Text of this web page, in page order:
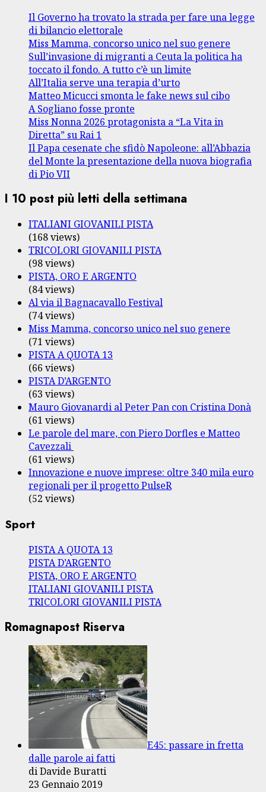
Il Governo ha trovato la strada per fare una legge
di bilancio elettorale
Miss Mamma, concorso unico nel suo genere
Sull’invasione di migranti a Ceuta la politica ha
toccato il fondo. A tutto c’è un limite
All’Italia serve una terapia d’urto
Matteo Micucci smonta le fake news sul cibo
A Sogliano fosse pronte
Miss Nonna 2026 protagonista a “La Vita in
Diretta” su Rai 1
Il Papa cesenate che sfidò Napoleone: all’Abbazia
del Monte la presentazione della nuova biografia
di Pio VII
I 10 post più letti della settimana
ITALIANI GIOVANILI PISTA
(168 views)
TRICOLORI GIOVANILI PISTA
(98 views)
PISTA, ORO E ARGENTO
(84 views)
Al via il Bagnacavallo Festival
(74 views)
Miss Mamma, concorso unico nel suo genere
(71 views)
PISTA A QUOTA 13
(66 views)
PISTA D’ARGENTO
(63 views)
Mauro Giovanardi al Peter Pan con Cristina Donà
(61 views)
Le parole del mare, con Piero Dorfles e Matteo
Cavezzali
(61 views)
Innovazione e nuove imprese: oltre 340 mila euro
regionali per il progetto PulseR
(52 views)
Sport
PISTA A QUOTA 13
PISTA D’ARGENTO
PISTA, ORO E ARGENTO
ITALIANI GIOVANILI PISTA
TRICOLORI GIOVANILI PISTA
Romagnapost Riserva
E45: passare in fretta
dalle parole ai fatti
di Davide Buratti
23 Gennaio 2019